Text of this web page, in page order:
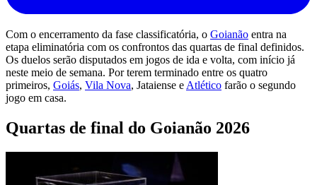
Com o encerramento da fase classificatória, o Goianão entra na
etapa eliminatória com os confrontos das quartas de final definidos.
Os duelos serão disputados em jogos de ida e volta, com início já
neste meio de semana. Por terem terminado entre os quatro
primeiros, Goiás, Vila Nova, Jataiense e Atlético farão o segundo
jogo em casa.
Quartas de final do Goianão 2026